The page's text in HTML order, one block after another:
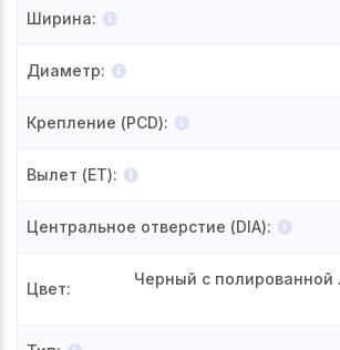
Ширина:
Диаметр:
Крепление (PCD):
Вылет (ET):
Центральное отверстие (DIA):
Цвет:
Черный с полированной